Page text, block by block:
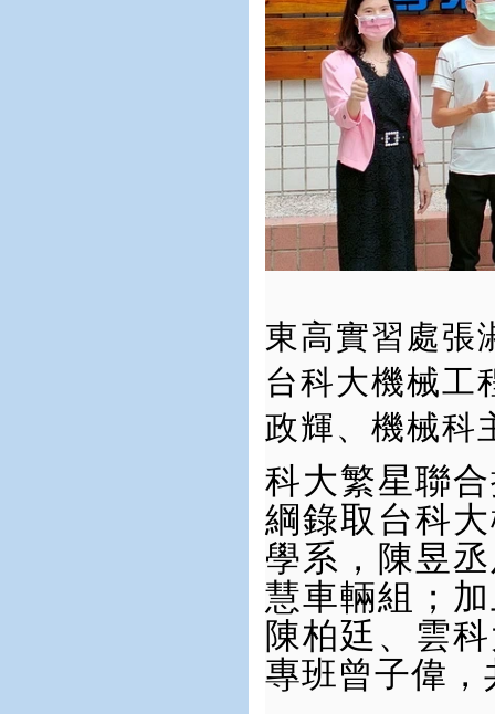
東高實習處張
台科大機械工
政輝、機械科
科大繁星聯
綱錄取 台科大
學系，陳昱
慧車輛組；
陳柏廷、雲
專班曾子偉